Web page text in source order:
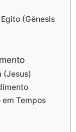
(Gênesis
(Jesus)
em Tempos